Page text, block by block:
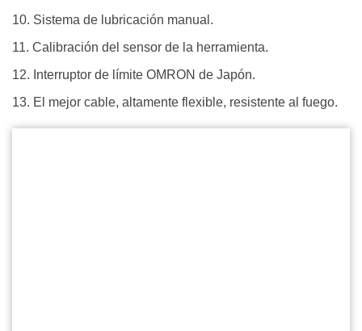
10. Sistema de lubricación manual.
11. Calibración del sensor de la herramienta.
12. Interruptor de límite OMRON de Japón.
13. El mejor cable, altamente flexible, resistente al fuego.